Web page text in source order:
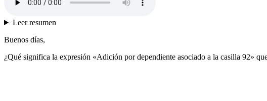
Leer resumen
Buenos días,
¿Qué significa la expresión «Adición por dependiente asociado a la casilla 92»